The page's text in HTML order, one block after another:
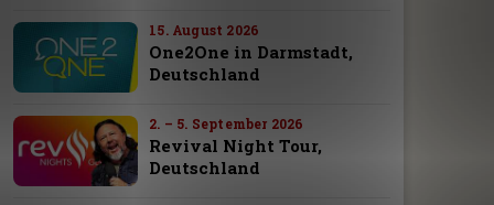
15. August 2026
One2One in Darmstadt,
Deutschland
2. – 5. September 2026
Revival Night Tour,
Deutschland